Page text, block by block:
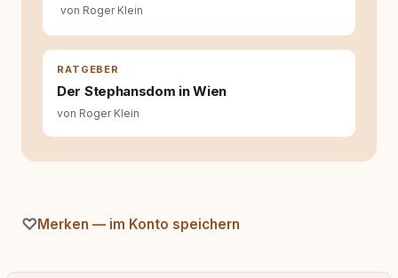
von Roger Klein
RATGEBER
Der Stephansdom in Wien
von Roger Klein
Merken — im Konto speichern